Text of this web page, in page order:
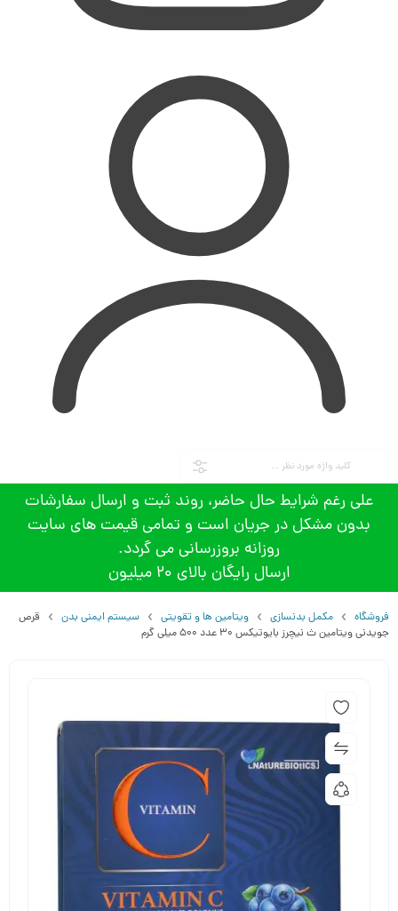
علی رغم شرایط حال حاضر، روند ثبت و ارسال سفارشات
بدون مشکل در جریان است و تمامی قیمت های سایت
روزانه بروزرسانی می گردد.
ارسال رایگان بالای 20 میلیون
فروشگاه مکمل بدنسازی ویتامین ها و تقویتی سیستم ایمنی بدن
قرص
جویدنی ویتامین ث نیچرز بایوتیکس 30 عدد 500 میلی گرم